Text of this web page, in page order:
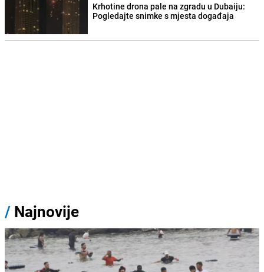
Krhotine drona pale na zgradu u Dubaiju:
Pogledajte snimke s mjesta događaja
/ Najnovije